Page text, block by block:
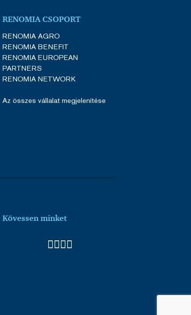
RENOMIA CSOPORT
RENOMIA AGRO
RENOMIA BENEFIT
RENOMIA EUROPEAN
PARTNERS
RENOMIA NETWORK
Az összes vállalat megjelenítése
Kövessen minket